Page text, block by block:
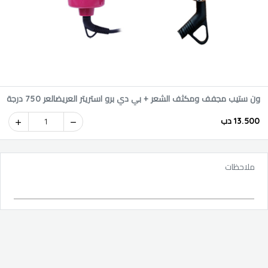
ون ستيب مجفف ومكثف الشعر + بي دي برو استريتر العريضالعر 750 درجة
13.500 دب 1
ملاحظات